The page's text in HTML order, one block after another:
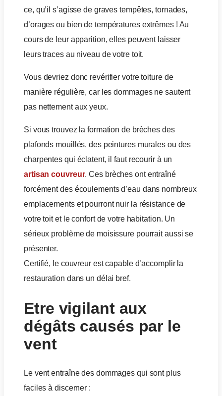
ce, qu’il s’agisse de graves tempêtes, tornades,
d’orages ou bien de températures extrêmes ! Au
cours de leur apparition, elles peuvent laisser
leurs traces au niveau de votre toit.
Vous devriez donc revérifier votre toiture de
manière régulière, car les dommages ne sautent
pas nettement aux yeux.
Si vous trouvez la formation de brèches des
plafonds mouillés, des peintures murales ou des
charpentes qui éclatent, il faut recourir à un
artisan couvreur. Ces brèches ont entraîné
forcément des écoulements d’eau dans nombreux
emplacements et pourront nuir la résistance de
votre toit et le confort de votre habitation. Un
sérieux problème de moisissure pourrait aussi se
présenter.
Certifié, le couvreur est capable d’accomplir la
restauration dans un délai bref.
Etre vigilant aux
dégâts causés par le
vent
Le vent entraîne des dommages qui sont plus
faciles à discerner :